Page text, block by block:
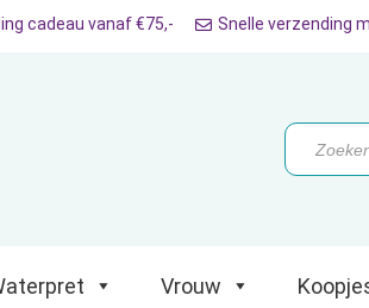
Koopjes
cadeau vanaf €75,- Snelle verzending
zoeken
Vrouw